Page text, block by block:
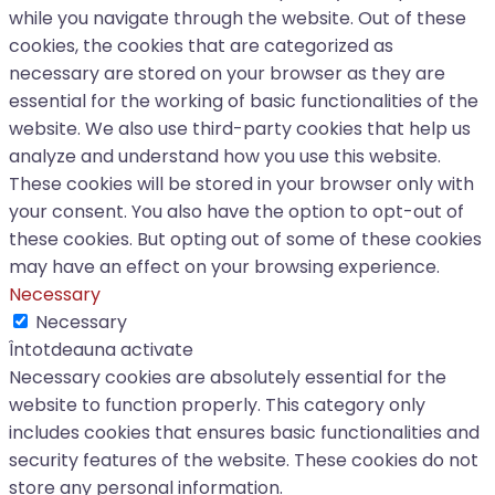
while you navigate through the website. Out of these
cookies, the cookies that are categorized as
necessary are stored on your browser as they are
essential for the working of basic functionalities of the
website. We also use third-party cookies that help us
analyze and understand how you use this website.
These cookies will be stored in your browser only with
your consent. You also have the option to opt-out of
these cookies. But opting out of some of these cookies
may have an effect on your browsing experience.
Necessary
Necessary
Întotdeauna activate
Necessary cookies are absolutely essential for the
website to function properly. This category only
includes cookies that ensures basic functionalities and
security features of the website. These cookies do not
store any personal information.